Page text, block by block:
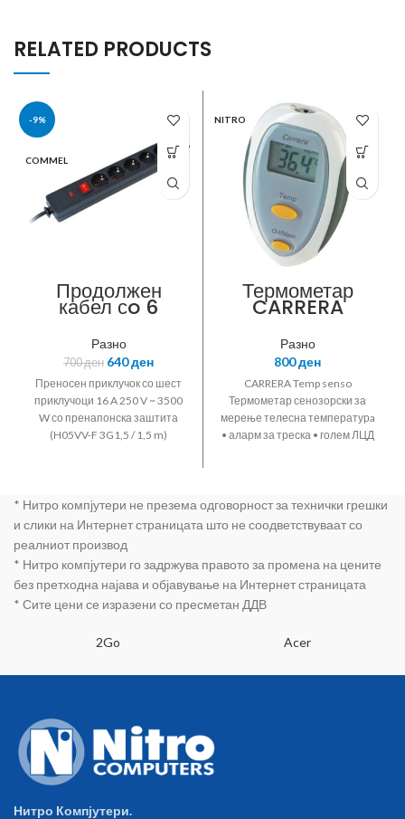
RELATED PRODUCTS
-9%
COMMEL
Продолжен
кабел сo 6
приклучоци и
пренапонска –
1,5m | Commel
Разно
700ден 640ден
Преносен приклучок со шест
приклучоци 16 A 250 V ~ 3500
W со пренапонска заштита
(H05VV-F 3G1,5 / 1,5 m)
NITRO
Термометар
CARRERA
Разно
800ден
CARRERA Temp senso
Термометар сенозорски за
мерење телесна температурa
• аларм за треска • голем ЛЦД
* Нитро компјутери не презема одговорност за технички грешки
и слики на Интернет страницата што не соодветствуваат со
реалниот производ
* Нитро компјутери го задржува правото за промена на цените
без претходна најава и објавување на Интернет страницата
* Сите цени се изразени со пресметан ДДВ
2Go Acer
Нитро Компјутери.